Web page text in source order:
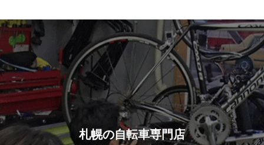
札幌の自転車専門店